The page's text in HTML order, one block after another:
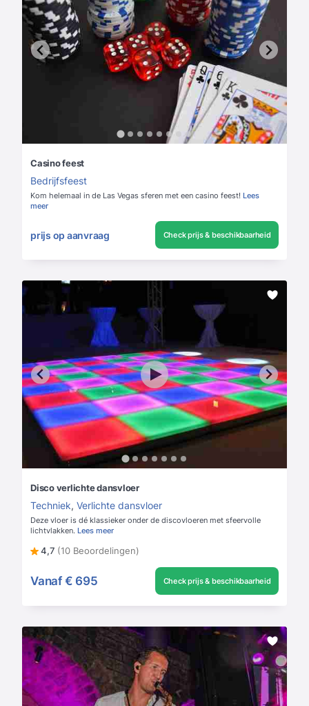
Casino feest
Bedrijfsfeest
Kom helemaal in de Las Vegas sferen met een casino feest! Lees
meer
prijs op aanvraag Check prijs & beschikbaarheid
Disco verlichte dansvloer
Techniek, Verlichte dansvloer
Deze vloer is dé klassieker onder de discovloeren met sfeervolle
lichtvlakken. Lees meer
4,7 (10 Beoordelingen)
Vanaf € 695 Check prijs & beschikbaarheid